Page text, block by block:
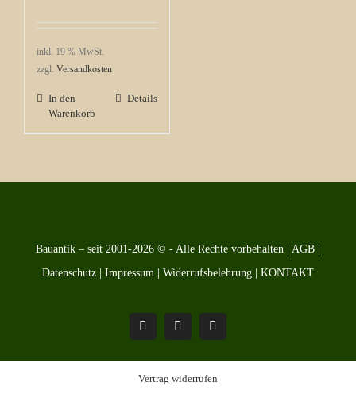
inkl. 19 % MwSt.
zzgl. Versandkosten
In den
Warenkorb
Details
Bauantik – seit 2001-2026 © - Alle Rechte vorbehalten | AGB
Datenschutz
Impressum Widerrufsbelehrung KONTAKT
PinterestFacebookInstagram
Vertrag widerrufen